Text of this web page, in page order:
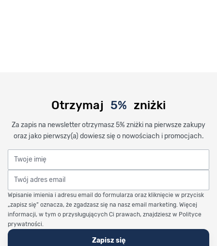
Otrzymaj 5% zniżki
Za zapis na newsletter otrzymasz 5% zniżki na pierwsze zakupy
oraz jako pierwszy(a) dowiesz się o nowościach i promocjach.
Twoje imię
Twój adres email
Wpisanie imienia i adresu email do formularza oraz kliknięcie w przycisk
„zapisz się” oznacza, że zgadzasz się na nasz email marketing. Więcej
informacji, w tym o przysługujących Ci prawach, znajdziesz w Polityce
prywatności.
Zapisz się